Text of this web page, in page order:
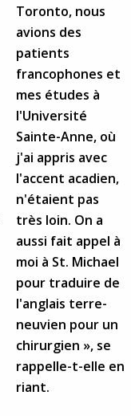
Toronto, nous
avions des
patients
francophones et
mes études à
l'Université
Sainte-Anne, où
j'ai appris avec
l'accent acadien,
n'étaient pas
très loin. On a
aussi fait appel à
moi à St. Michael
pour traduire de
l'anglais terre-
neuvien pour un
chirurgien », se
rappelle-t-elle en
riant.